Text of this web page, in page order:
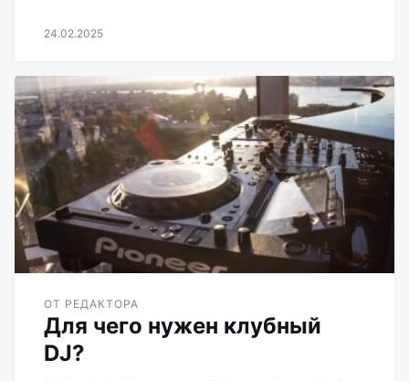
Udikov
24.02.2025
ОТ РЕДАКТОРА
Для чего нужен клубный
DJ?